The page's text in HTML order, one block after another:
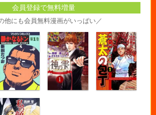
会員登録で無料増量
他にも会員無料漫画がいっぱい／